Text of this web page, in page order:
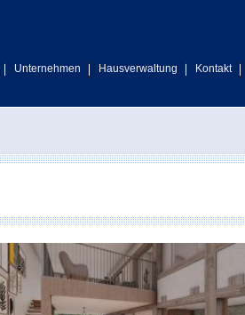
Unternehmen Hausverwaltung Kontakt